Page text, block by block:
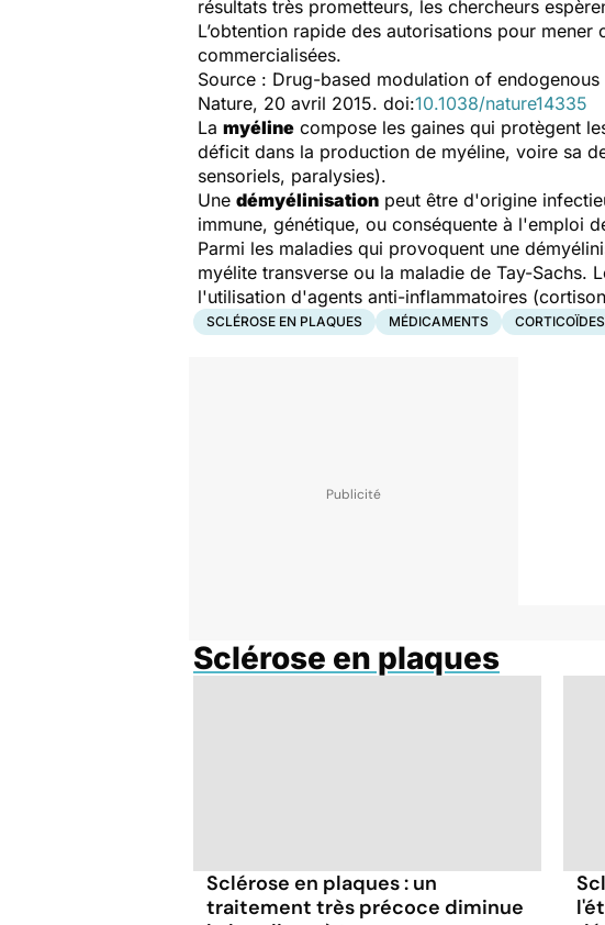
résultats très prometteurs, les chercheurs
L’obtention rapide des autorisations pour
commercialisées.
Source : Drug-based modulation of
Nature, 20 avril 2015. doi:10.1038/nature14335
La myéline compose les gaines qui protègent
déficit dans la production de myéline, voire sa
sensoriels, paralysies).
Une démyélinisation peut être d'origine
immune, génétique, ou conséquente à l'emploi
Parmi les maladies qui provoquent une
myélite transverse ou la maladie de Tay-Sachs.
l'utilisation d'agents anti-inflammatoires
SCLÉROSE EN PLAQUES MÉDICAMENTS CORTICOÏDES
Sclérose en plaques
Sclérose en plaques : un
traitement très précoce diminue